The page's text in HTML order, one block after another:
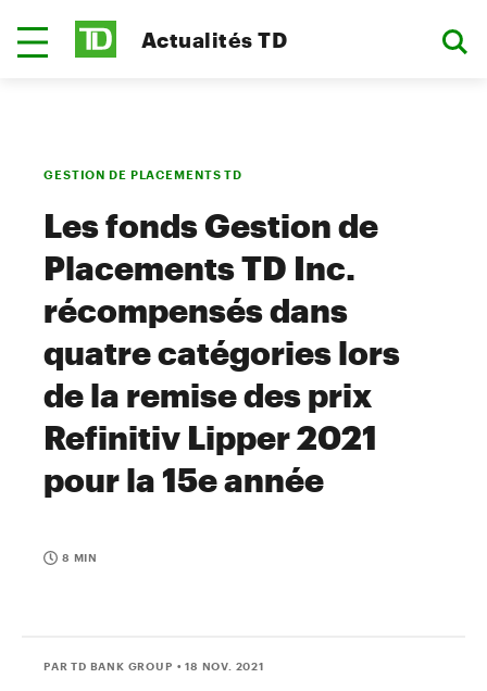
Actualités TD
GESTION DE PLACEMENTS TD
Les fonds Gestion de
Placements TD Inc.
récompensés dans
quatre catégories lors
de la remise des prix
Refinitiv Lipper 2021
pour la 15e année
8 MIN
PAR TD BANK GROUP • 18 NOV. 2021